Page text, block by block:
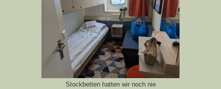
Stockbetten hatten wir noch nie